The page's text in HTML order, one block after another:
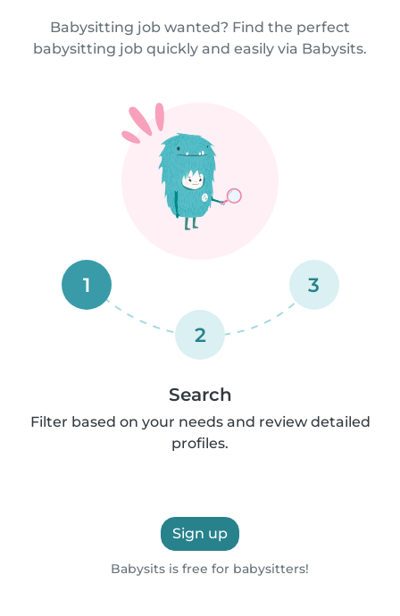
Babysitting job wanted? Find the perfect
babysitting job quickly and easily via Babysits.
1
2
3
Search
Filter based on your needs and review detailed
profiles.
Sign up
Babysits is free for babysitters!